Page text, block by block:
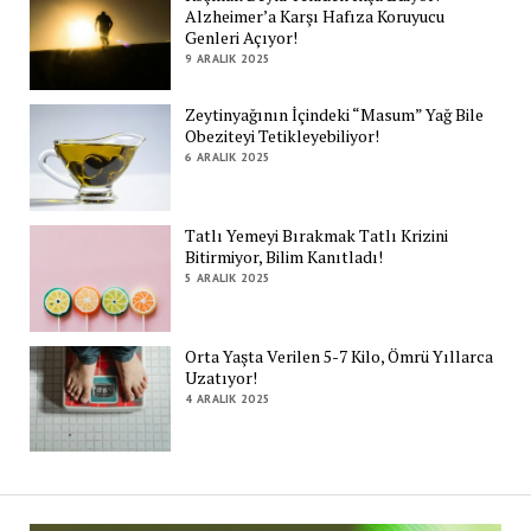
Alzheimer’a Karşı Hafıza Koruyucu
Genleri Açıyor!
9 ARALIK 2025
Zeytinyağının İçindeki “Masum” Yağ Bile
Obeziteyi Tetikleyebiliyor!
6 ARALIK 2025
Tatlı Yemeyi Bırakmak Tatlı Krizini
Bitirmiyor, Bilim Kanıtladı!
5 ARALIK 2025
Orta Yaşta Verilen 5-7 Kilo, Ömrü Yıllarca
Uzatıyor!
4 ARALIK 2025